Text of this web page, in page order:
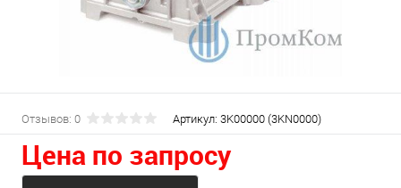
Отзывов: 0 Артикул: 3K00000 (3KN0000)
Цена по запросу